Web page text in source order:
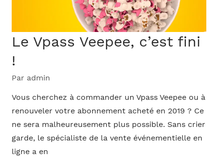
Le Vpass Veepee, c’est fini
!
Par admin
Vous cherchez à commander un Vpass Veepee ou à
renouveler votre abonnement acheté en 2019 ? Ce
ne sera malheureusement plus possible. Sans crier
garde, le spécialiste de la vente événementielle en
ligne a en